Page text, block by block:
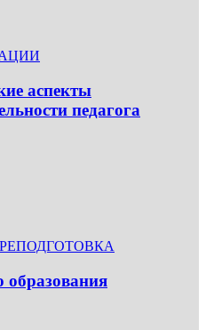
аспекты
педагога
образования